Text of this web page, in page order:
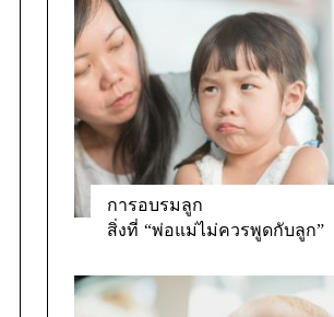
การอบรมลูก
สิ่งที่ “พ่อแม่ไม่ควรพูดกับลูก”